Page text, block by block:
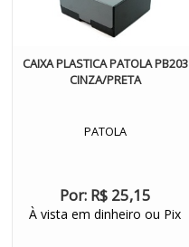
CAIXA PLASTICA PATOLA PB203
CINZA/PRETA
PATOLA
Por: R$ 25,15
À vista em dinheiro ou Pix